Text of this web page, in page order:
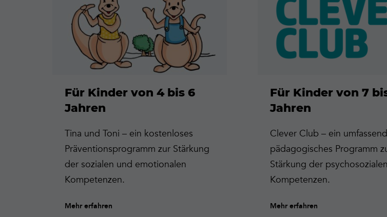
Für Kinder von 4 bis 6
Jahren
Tina und Toni – ein kostenloses
Präventionsprogramm zur Stärkung
der sozialen und emotionalen
Kompetenzen.
Mehr erfahren
Für Kinder von 7
Jahren
Clever Club – ein
pädagogisches Programm
Stärkung der psychosozialen
Kompetenzen.
Mehr erfahren